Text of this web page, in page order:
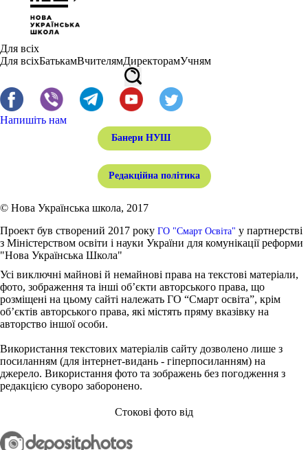
Для всіх
Для всіхБатькамВчителямДиректорамУчням
Напишіть нам
Банери НУШ
Редакційна політика
© Нова Українська школа, 2017
Проект був створений 2017 року ГО "Смарт Освіта" у партнерстві
з Міністерством освіти і науки України для комунікації реформи
"Нова Українська Школа"
Усі виключні майнові й немайнові права на текстові матеріали,
фото, зображення та інші об’єкти авторського права, що
розміщені на цьому сайті належать ГО “Смарт освіта”, крім
об’єктів авторського права, які містять пряму вказівку на
авторство іншої особи.
Використання текстових матеріалів сайту дозволено лише з
посиланням (для інтернет-видань - гіперпосиланням) на
джерело. Використання фото та зображень без погодження з
редакцією суворо заборонено.
Стокові фото від